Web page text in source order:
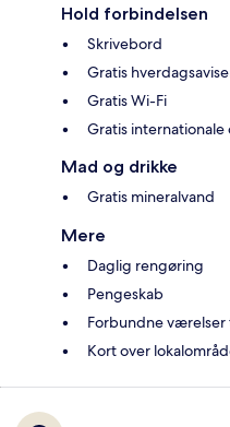
Hold forbindelsen
Skrivebord
Gratis
Gratis Wi-Fi
Gratis
Mad og drikke
Gratis mineralvand
Mere
Daglig rengøring
Pengeskab
Forbundne værelser
Kort over